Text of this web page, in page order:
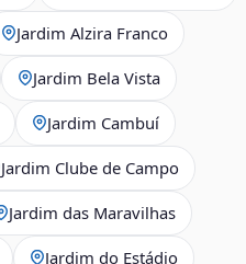
Jardim Alzira Franco
Jardim Bela Vista
Jardim Cambuí
Jardim Clube de Campo
Jardim das Maravilhas
Jardim do Estádio